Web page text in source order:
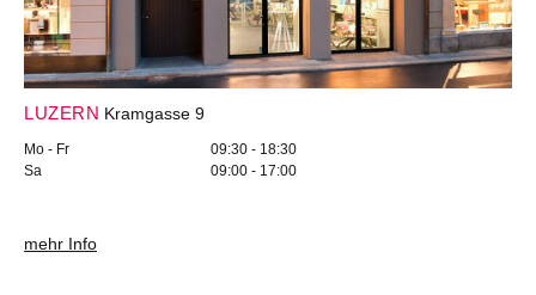
LUZERN Kramgasse 9
Mo - Fr
09:30 - 18:30
Sa
09:00 - 17:00
mehr Info